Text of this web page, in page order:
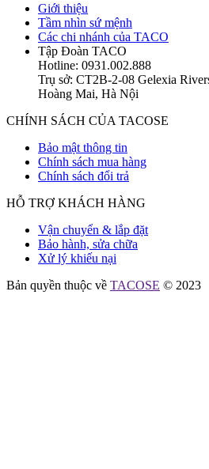
Giới thiệu
Tầm nhìn sứ mệnh
Các chi nhánh của TACO
Tập Đoàn TACO
Hotline: 0931.002.888
Trụ sở: CT2B-2-08 Gelexia
Hoàng Mai, Hà Nội
CHÍNH SÁCH CỦA TACOSE
Bảo mật thông tin
Chính sách mua hàng
Chính sách đổi trả
HỖ TRỢ KHÁCH HÀNG
Vận chuyển & lắp đặt
Bảo hành, sửa chữa
Xử lý khiếu nại
Bản quyền thuộc về TACOSE © 2023